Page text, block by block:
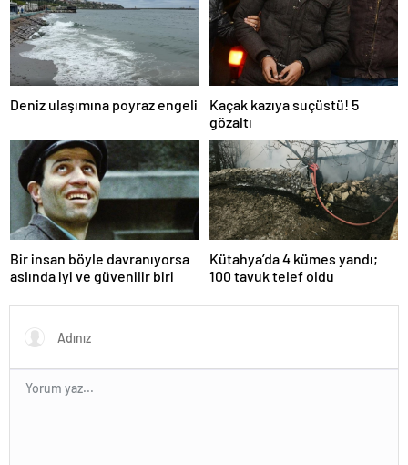
Deniz ulaşımına poyraz engeli
Kaçak kazıya suçüstü! 5
gözaltı
Bir insan böyle davranıyorsa
aslında iyi ve güvenilir biri
Kütahya’da 4 kümes yandı;
100 tavuk telef oldu